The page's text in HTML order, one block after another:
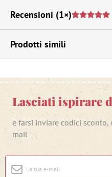
Recensioni (1×)
Prodotti simili
Lasciati ispirare
e farsi inviare codici
mail